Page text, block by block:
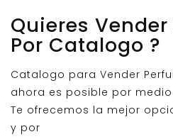
Quieres
Por Catalogo ?
Catalogo para Vender
ahora es posible por
Te ofrecemos la mejor
y por